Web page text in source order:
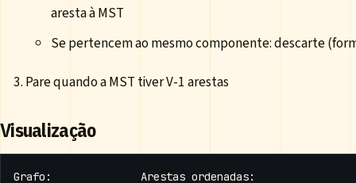
aresta à MST
Se pertencem ao mesmo componente: descarte
Pare quando a MST tiver V-1 arestas
Visualização